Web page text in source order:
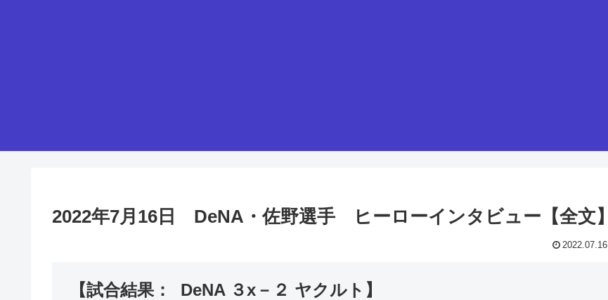
2022年7月16日 DeNA・佐野選手 ヒーローインタビュー【全文】
2022.07.16
【試合結果： DeNA ３x－２ ヤクルト】